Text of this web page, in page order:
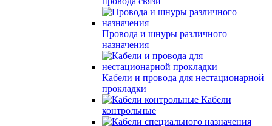
Провода и шнуры различного
назначения
Кабели и провода для нестационарной
прокладки
Кабели
контрольные